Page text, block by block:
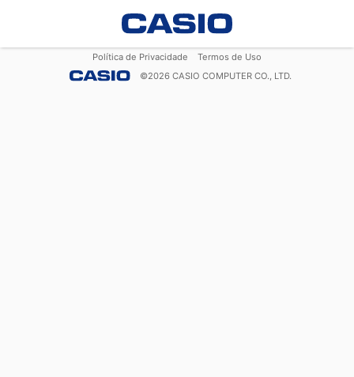
Política de Privacidade
Termos de Uso
©2026 CASIO COMPUTER CO., LTD.